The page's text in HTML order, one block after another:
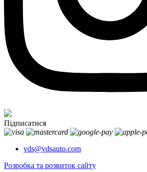
Підписатися
vds@vdsauto.com
Розробка та розвиток сайту